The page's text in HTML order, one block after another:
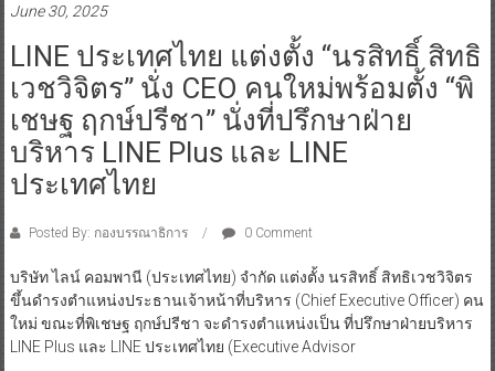
June 30, 2025
LINE ประเทศไทย แต่งตั้ง “นรสิทธิ์ สิทธิ
เวชวิจิตร” นั่ง CEO คนใหม่พร้อมตั้ง “พิ
เชษฐ ฤกษ์ปรีชา” นั่งที่ปรึกษาฝ่าย
บริหาร LINE Plus และ LINE
ประเทศไทย
Posted By: กองบรรณาธิการ 0 Comment
บริษัท ไลน์ คอมพานี (ประเทศไทย) จำกัด แต่งตั้ง นรสิทธิ์ สิทธิเวชวิจิตร
ขึ้นดำรงตำแหน่งประธานเจ้าหน้าที่บริหาร (Chief Executive Officer) คน
ใหม่ ขณะที่พิเชษฐ ฤกษ์ปรีชา จะดำรงตำแหน่งเป็น ที่ปรึกษาฝ่ายบริหาร
LINE Plus และ LINE ประเทศไทย (Executive Advisor